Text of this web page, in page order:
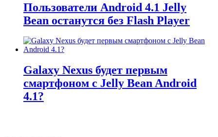
Пользователи Android 4.1 Jelly
Bean останутся без Flash Player
Galaxy Nexus будет первым
смартфоном с Jelly Bean Android
4.1?